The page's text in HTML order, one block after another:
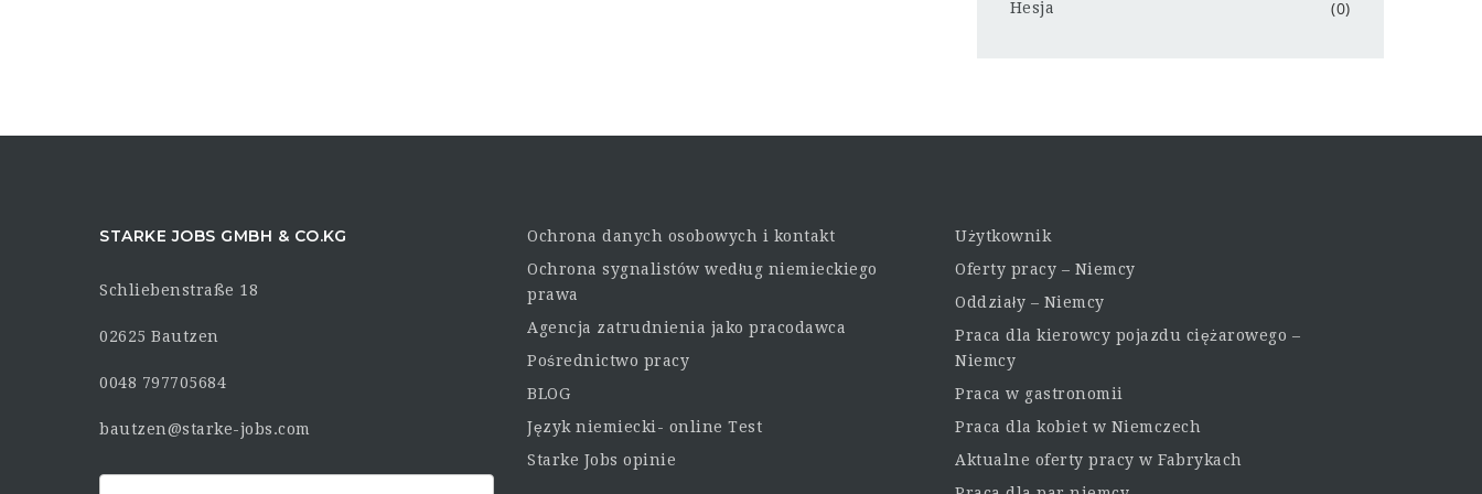
Hesja (0)
STARKE JOBS GMBH & CO.KG
Schliebenstraße 18
02625 Bautzen
0048 797705684
bautzen@starke-jobs.com
Ochrona danych osobowych i kontakt
Ochrona sygnalistów według niemieckiego
prawa
Agencja zatrudnienia jako pracodawca
Pośrednictwo pracy
BLOG
Język niemiecki- online Test
Starke Jobs opinie
Użytkownik
Oferty pracy – Niemcy
Oddziały – Niemcy
Praca dla kierowcy pojazdu ciężarowego –
Niemcy
Praca w gastronomii
Praca dla kobiet w Niemczech
Aktualne oferty pracy w Fabrykach